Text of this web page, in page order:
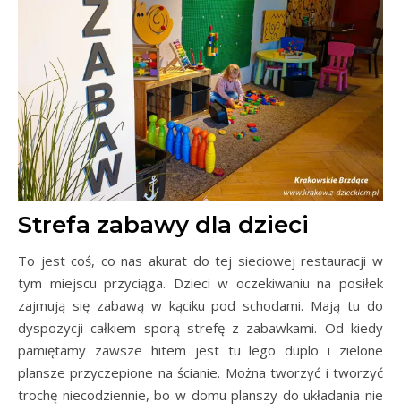
Strefa zabawy dla dzieci
To jest coś, co nas akurat do tej sieciowej restauracji w
tym miejscu przyciąga. Dzieci w oczekiwaniu na posiłek
zajmują się zabawą w kąciku pod schodami. Mają tu do
dyspozycji całkiem sporą strefę z zabawkami. Od kiedy
pamiętamy zawsze hitem jest tu lego duplo i zielone
plansze przyczepione na ścianie. Można tworzyć i tworzyć
trochę niecodziennie, bo w domu planszy do układania nie